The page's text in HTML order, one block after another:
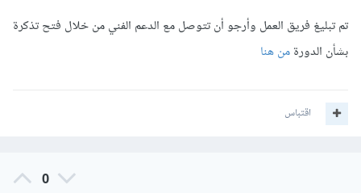
تم تبليغ فريق العمل وأرجو أن تتوصل مع الدعم الفني من خلال فتح تذكرة
بشأن الدورةمن هنا
اقتباس
0